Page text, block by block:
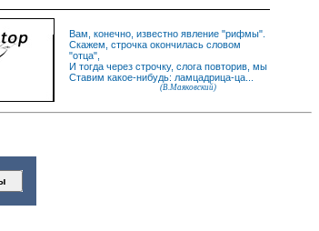
Вам, конечно, известно явление "рифмы".
Скажем, строчка окончилась словом
"отца",
И тогда через строчку, слога повторив, мы
Ставим какое-нибудь: ламцадрица-ца...
(В.Маяковский)